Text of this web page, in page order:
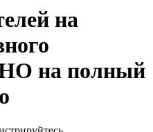
на
на полный